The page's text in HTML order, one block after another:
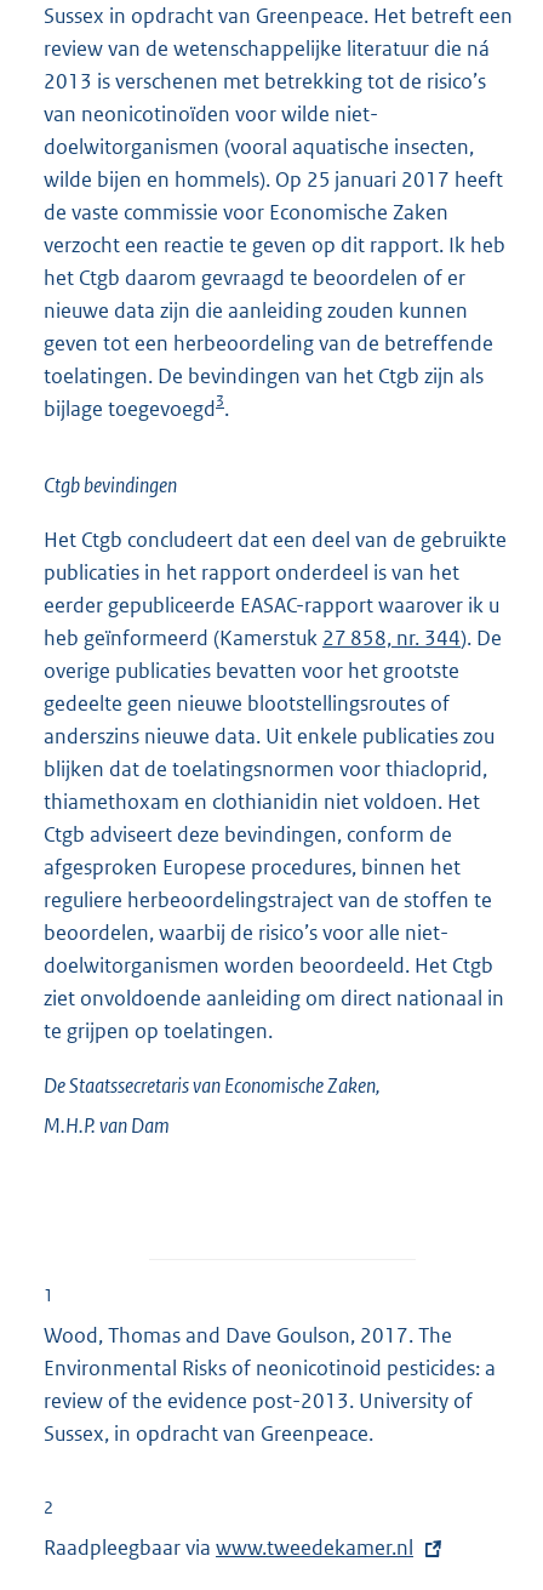
Sussex in opdracht van Greenpeace. Het betreft een
review van de wetenschappelijke literatuur die ná
2013 is verschenen met betrekking tot de risico’s
van neonicotinoïden voor wilde niet-
doelwitorganismen (vooral aquatische insecten,
wilde bijen en hommels). Op 25 januari 2017 heeft
de vaste commissie voor Economische Zaken
verzocht een reactie te geven op dit rapport. Ik heb
het Ctgb daarom gevraagd te beoordelen of er
nieuwe data zijn die aanleiding zouden kunnen
geven tot een herbeoordeling van de betreffende
toelatingen. De bevindingen van het Ctgb zijn als
bijlage toegevoegd3.
Ctgb bevindingen
Het Ctgb concludeert dat een deel van de gebruikte
publicaties in het rapport onderdeel is van het
eerder gepubliceerde EASAC-rapport waarover ik u
heb geïnformeerd (Kamerstuk 27 858, nr. 344). De
overige publicaties bevatten voor het grootste
gedeelte geen nieuwe blootstellingsroutes of
anderszins nieuwe data. Uit enkele publicaties zou
blijken dat de toelatingsnormen voor thiacloprid,
thiamethoxam en clothianidin niet voldoen. Het
Ctgb adviseert deze bevindingen, conform de
afgesproken Europese procedures, binnen het
reguliere herbeoordelingstraject van de stoffen te
beoordelen, waarbij de risico’s voor alle niet-
doelwitorganismen worden beoordeeld. Het Ctgb
ziet onvoldoende aanleiding om direct nationaal in
te grijpen op toelatingen.
De Staatssecretaris van Economische Zaken,
M.H.P. vanDam
1
Wood, Thomas and Dave Goulson, 2017. The
Environmental Risks of neonicotinoid pesticides: a
review of the evidence post-2013. University of
Sussex, in opdracht van Greenpeace.
2
Raadpleegbaar via E
www.tweedekamer.nl